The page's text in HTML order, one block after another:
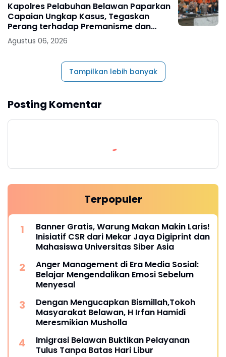
Kapolres Pelabuhan Belawan Paparkan
Capaian Ungkap Kasus, Tegaskan
Perang terhadap Premanisme dan
Narkoba
Agustus 06, 2026
Tampilkan lebih banyak
Posting Komentar
Terpopuler
Banner Gratis, Warung Makan Makin Laris!
Inisiatif CSR dari Mekar Jaya Digiprint dan
Mahasiswa Universitas Siber Asia
Anger Management di Era Media Sosial:
Belajar Mengendalikan Emosi Sebelum
Menyesal
Dengan Mengucapkan Bismillah,Tokoh
Masyarakat Belawan, H Irfan Hamidi
Meresmikian Musholla
Imigrasi Belawan Buktikan Pelayanan
Tulus Tanpa Batas Hari Libur